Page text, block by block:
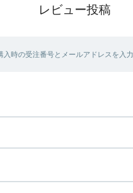
レビュー投稿
時の受注番号とメールアドレスを入